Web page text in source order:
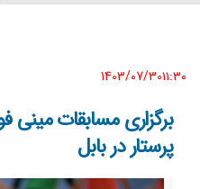
1403/07/30١١:٣٠
برگزاری مسابقات مینی
پرستار در بابل